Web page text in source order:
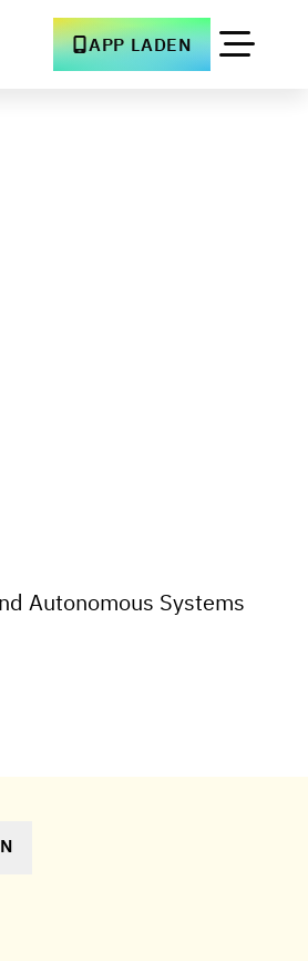
APP LADEN
Autonomous Systems